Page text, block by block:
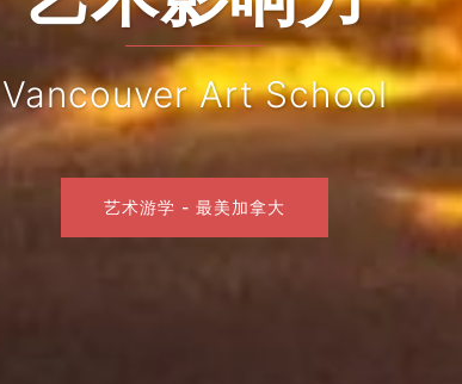
艺术游学 - 最美加拿大
Vancouver Art School
艺术游学 - 最美加拿大